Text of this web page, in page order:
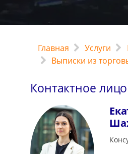
Главная Услуги
Выписки из
Контактное лицо